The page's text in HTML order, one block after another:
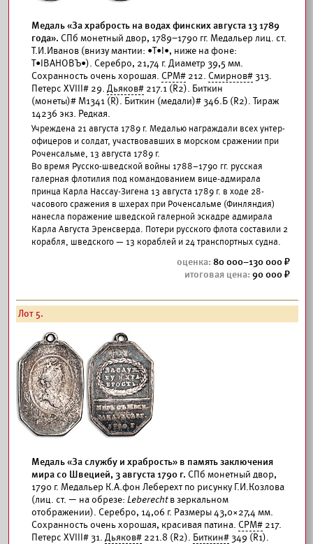
Медаль «За храбрость на водах финских августа 13 1789
года». СПб монетный двор, 1789–1790 гг. Медальер лиц. ст.
Т.И.Иванов (внизу мантии: •Т•I•, ниже на фоне:
Т•IВАНОВЪ•). Серебро, 21,74 г. Диаметр 39,5 мм.
Сохранность очень хорошая. СРМ# 212. Смирнов#313.
Петерс XVIII# 29. Дьяков# 217.1 (R2). Биткин
(монеты)# М1341 (R). Биткин (медали)# 346.Б (R2). Тираж
14236 экз. Редкая.
Учреждена 21 августа 1789 г. Медалью награждали всех унтер-
офицеров и солдат, участвовавших в морском сражении при
Роченсальме, 13 августа 1789 г.
Во время Русско-шведской войны 1788–1790 гг. русская
галерная флотилия под командованием вице-адмирала
принца Карла Нассау-Зигена 13 августа 1789 г. в ходе 28-
часового сражения в шхерах при Роченсальме (Финляндия)
нанесла поражение шведской галерной эскадре адмирала
Карла Августа Эренсверда. Потери русского флота составили 2
корабля, шведского — 13 кораблей и 24 транспортных судна.
80 000–130 000
90 000
Лот 5.
Медаль «За службу и храбрость» в память заключения
мира со Швецией, 3 августа 1790 г. СПб монетный двор,
1790 г. Медальер К.А.фон Леберехт по рисунку Г.И.Козлова
(лиц. ст. — на обрезе: Leberechtв зеркальном
отображении). Серебро, 14,06 г. Размеры 43,0×27,4 мм.
Сохранность очень хорошая, красивая патина. СРМ# 217.
Петерс XVIII# 31. Дьяков# 221.8 (R2). Биткин#349 (R1).